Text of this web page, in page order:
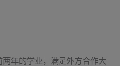
年的学业，满足外方合作大